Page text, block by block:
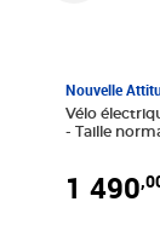
Nouvelle
Vélo
- Taille
1 490